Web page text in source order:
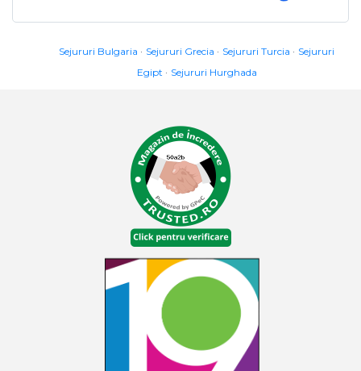
Sejururi Bulgaria Sejururi Grecia Sejururi Turcia
Sejururi
Egipt
Sejururi Hurghada